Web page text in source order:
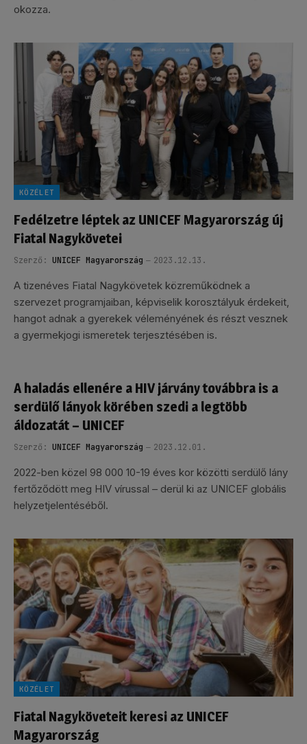
okozza.
KÖZÉLET
Fedélzetre léptek az UNICEF Magyarország új
Fiatal Nagykövetei
Szerző: UNICEF Magyarország 2023.12.13.
A tizenéves Fiatal Nagykövetek közreműködnek a
szervezet programjaiban, képviselik korosztályuk érdekeit,
hangot adnak a gyerekek véleményének és részt vesznek
a gyermekjogi ismeretek terjesztésében is.
A haladás ellenére a HIV járvány továbbra is a
serdülő lányok körében szedi a legtöbb
áldozatát – UNICEF
Szerző: UNICEF Magyarország 2023.12.01.
2022-ben közel 98 000 10-19 éves kor közötti serdülő lány
fertőződött meg HIV vírussal – derül ki az UNICEF globális
helyzetjelentéséből.
KÖZÉLET
Fiatal Nagyköveteit keresi az UNICEF
Magyarország